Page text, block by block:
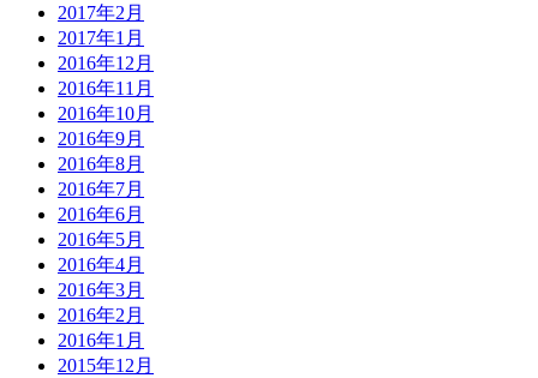
2017年2月
2017年1月
2016年12月
2016年11月
2016年10月
2016年9月
2016年8月
2016年7月
2016年6月
2016年5月
2016年4月
2016年3月
2016年2月
2016年1月
2015年12月